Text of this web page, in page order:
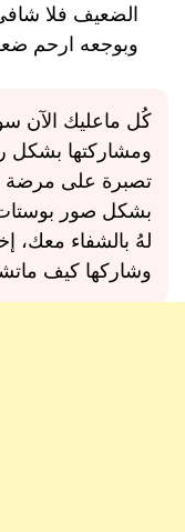
الضعيف فلا
وبوجعه ارحم
كُل ماعليك الآن
ومشاركتها بشكل
تصبرة على مرضة
بشكل صور بوستات
لهُ بالشفاء معك،
وشاركها كيف